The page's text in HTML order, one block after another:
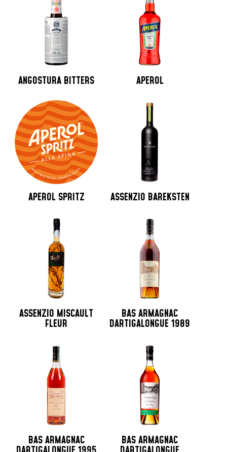
ANGOSTURA BITTERS APEROL
APEROL SPRITZ ASSENZIO BAREKSTEN
ASSENZIO MISCAULT
FLEUR
BAS ARMAGNAC
DARTIGALONGUE 1989
BAS ARMAGNAC BAS ARMAGNAC